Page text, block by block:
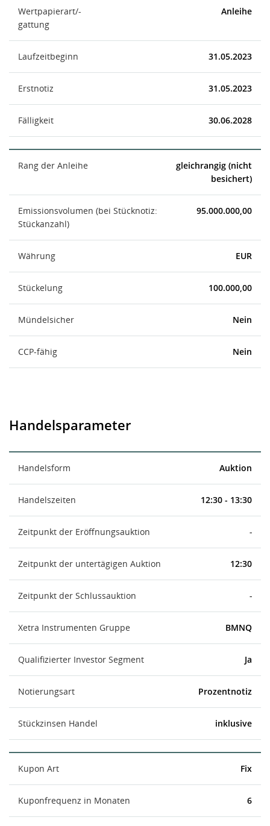
Wertpapierart/-
gattung
Anleihe
Laufzeitbeginn 31.05.2023
Erstnotiz 31.05.2023
Fälligkeit 30.06.2028
Rang der Anleihe
gleichrangig (nicht
besichert)
Emissionsvolumen (bei Stücknotiz:
Stückanzahl)
95.000.000,00
Währung EUR
Stückelung 100.000,00
Mündelsicher Nein
CCP-fähig Nein
Handelsparameter
Handelsform Auktion
Handelszeiten 12:30 - 13:30
Zeitpunkt der Eröffnungsauktion -
Zeitpunkt der untertägigen Auktion 12:30
Zeitpunkt der Schlussauktion -
Xetra Instrumenten Gruppe BMNQ
Qualifizierter Investor Segment Ja
Notierungsart Prozentnotiz
Stückzinsen Handel inklusive
Kupon Art Fix
Kuponfrequenz in Monaten 6